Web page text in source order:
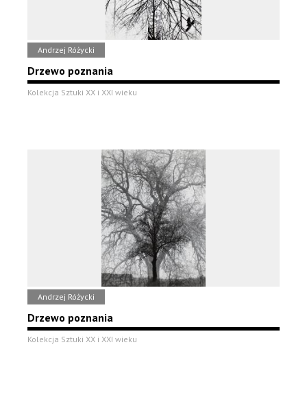
Andrzej Różycki
Drzewo poznania
Kolekcja Sztuki XX i XXI wieku
Andrzej Różycki
Drzewo poznania
Kolekcja Sztuki XX i XXI wieku